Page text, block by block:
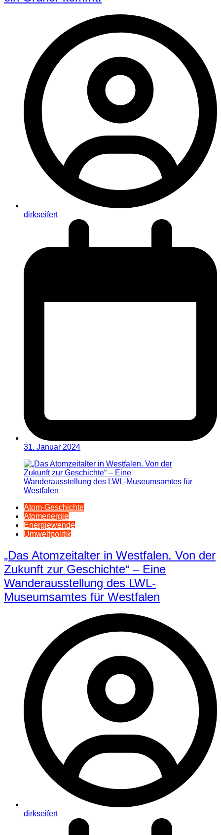
dirkseifert
31. Januar 2024
Atom-Geschichte
Atomenergie
Energiewende
Umweltpolitik
„Das Atomzeitalter in Westfalen. Von der
Zukunft zur Geschichte“ – Eine
Wanderausstellung des LWL-
Museumsamtes für Westfalen
dirkseifert